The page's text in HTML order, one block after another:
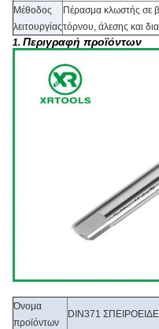
Μέθοδος
λειτουργίας
Πέρασμα κλωστής σε
τόρνου, άλεσης και
1. Περιγραφή προϊόντων
Όνομα
προϊόντων
DIN371